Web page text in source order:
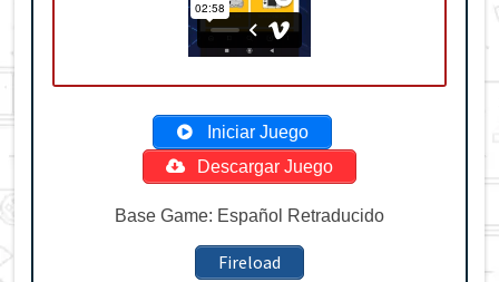
Iniciar Juego
Descargar Juego
Base Game: Español Retraducido
Fireload